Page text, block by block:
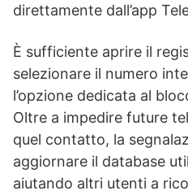
direttamente dall’app
È sufficiente aprire il
selezionare il numero
l’opzione dedicata al
Oltre a impedire future
quel contatto, la
aggiornare il database
aiutando altri utenti a